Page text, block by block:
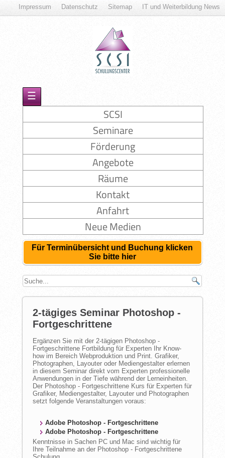
IT und Weiterbildung News
Sitemap
Datenschutz
Impressum
☰
SCSI
Seminare
Förderung
Angebote
Räume
Kontakt
Anfahrt
Neue Medien
Für Terminübersicht und Buchung klicken
Sie bitte hier
2-tägiges Seminar Photoshop -
Fortgeschrittene
Ergänzen Sie mit der 2-tägigen Photoshop -
Fortgeschrittene Fortbildung für Experten Ihr Know-
how im Bereich Webproduktion und Print. Grafiker,
Photographen, Layouter oder Mediengestalter erlernen
in diesem Seminar direkt vom Experten professionelle
Anwendungen in der Tiefe während der Lerneinheiten.
Der Photoshop - Fortgeschrittene Kurs für Experten für
Grafiker, Mediengestalter, Layouter und Photographen
setzt folgende Veranstaltungen voraus:
Adobe Photoshop - Fortgeschrittene
Adobe Photoshop - Fortgeschrittene
Kenntnisse in Sachen PC und Mac sind wichtig für
Ihre Teilnahme an der Photoshop - Fortgeschrittene